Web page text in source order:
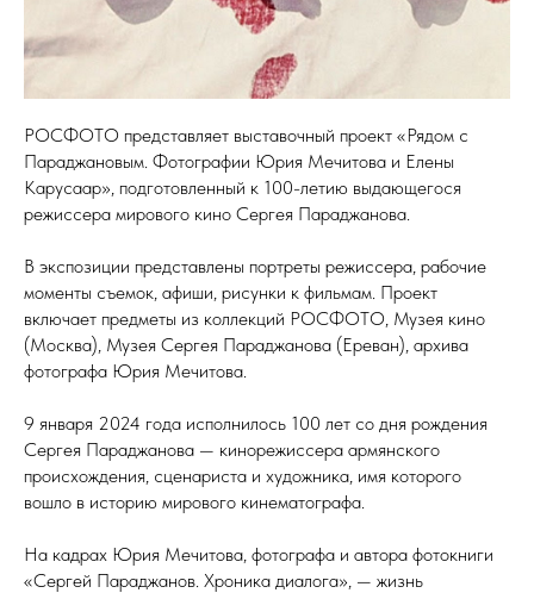
РОСФОТО представляет выставочный проект «Рядом с
Параджановым. Фотографии Юрия Мечитова и Елены
Карусаар», подготовленный к 100-летию выдающегося
режиссера мирового кино Сергея Параджанова.
В экспозиции представлены портреты режиссера, рабочие
моменты съемок, афиши, рисунки к фильмам. Проект
включает предметы из коллекций РОСФОТО, Музея кино
(Москва), Музея Сергея Параджанова (Ереван), архива
фотографа Юрия Мечитова.
9 января 2024 года исполнилось 100 лет со дня рождения
Сергея Параджанова — кинорежиссера армянского
происхождения, сценариста и художника, имя которого
вошло в историю мирового кинематографа.
На кадрах Юрия Мечитова, фотографа и автора фотокниги
«Сергей Параджанов. Хроника диалога», — жизнь